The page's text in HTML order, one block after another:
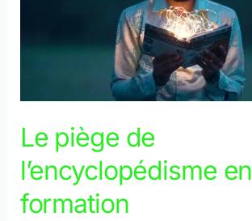
Le piège de
l’encyclopédisme en
formation